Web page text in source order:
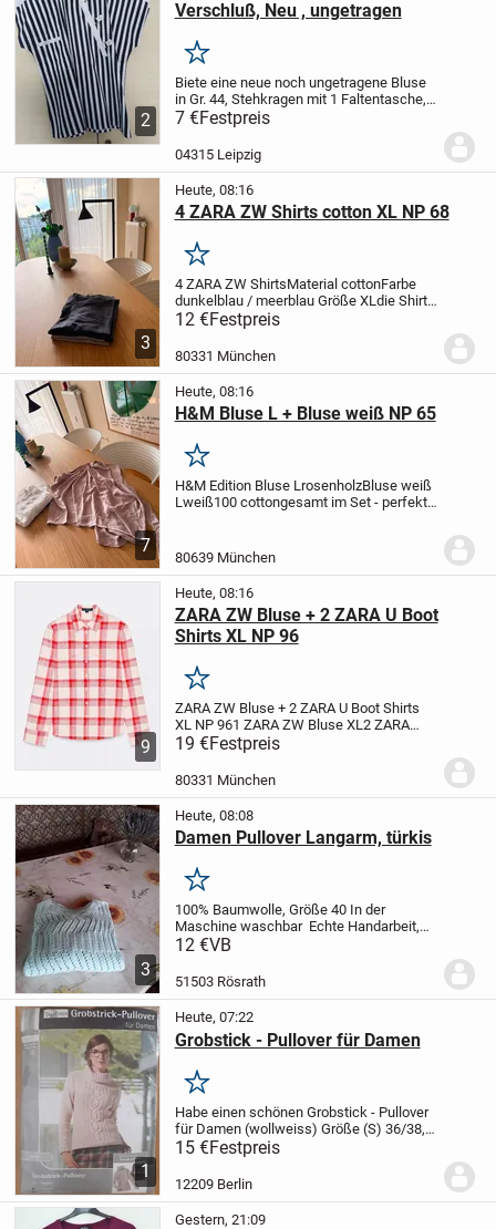
2
Verschluß, Neu , ungetragen
Merken
Biete eine neue noch ungetragene Bluse
in Gr. 44, Stehkragen mit 1 Faltentasche, 1
Einstecktasche verdeckt,
weiß/schwarz gestreift, weißen
Schultersattel,
Jugoslawien,...
7 €Festpreis
04315 Leipzig
3
Heute, 08:16
4 ZARA ZW Shirts cotton XL NP 68
Merken
4 ZARA ZW ShirtsMaterial cottonFarbe
dunkelblau / meerblau Größe XL die Shirts
sind wunderschöne basics aus
hochwertiger Baumwolle - blickdicht
12 €Festpreis
80331 München
7
Heute, 08:16
H&M Bluse L + Bluse weiß NP 65
Merken
H&M Edition Bluse L rosenholzBluse weiß
L weiß100 cottongesamt im Set - perfekt
auch luftig für das Büro oder die...
80639 München
9
Heute, 08:16
ZARA ZW Bluse + 2 ZARA U Boot
Shirts XL NP 96
Merken
ZARA ZW Bluse + 2 ZARA U Boot Shirts
XL NP 961 ZARA ZW Bluse XL2 ZARA
Shirts tomatoe XL
19 €Festpreis
80331 München
3
Heute, 08:08
Damen Pullover Langarm, türkis
Merken
100% Baumwolle, Größe 40 In der
Maschine waschbar Echte Handarbeit,
neuwertig
12 €VB
51503 Rösrath
1
Heute, 07:22
Grobstick - Pullover für Damen
Merken
Habe einen schönen Grobstick - Pullover
für Damen (wollweiss) Größe (S) 36/38,
in Original Verpackung, anzubieten
15 €Festpreis
12209 Berlin
Gestern, 21:09